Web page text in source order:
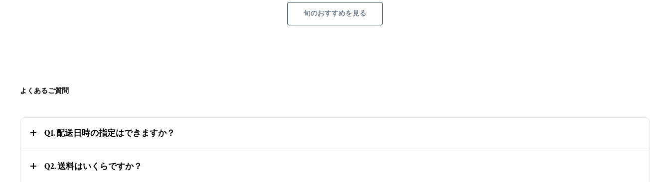
旬のおすすめを見る
よくあるご質問
Q1. 配送日時の指定はできますか？
Q2. 送料はいくらですか？